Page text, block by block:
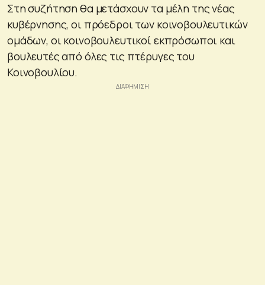
Στη συζήτηση θα μετάσχουν τα μέλη της νέας
κυβέρνησης, οι πρόεδροι των κοινοβουλευτικών
ομάδων, οι κοινοβουλευτικοί εκπρόσωποι και
βουλευτές από όλες τις πτέρυγες του
Κοινοβουλίου.